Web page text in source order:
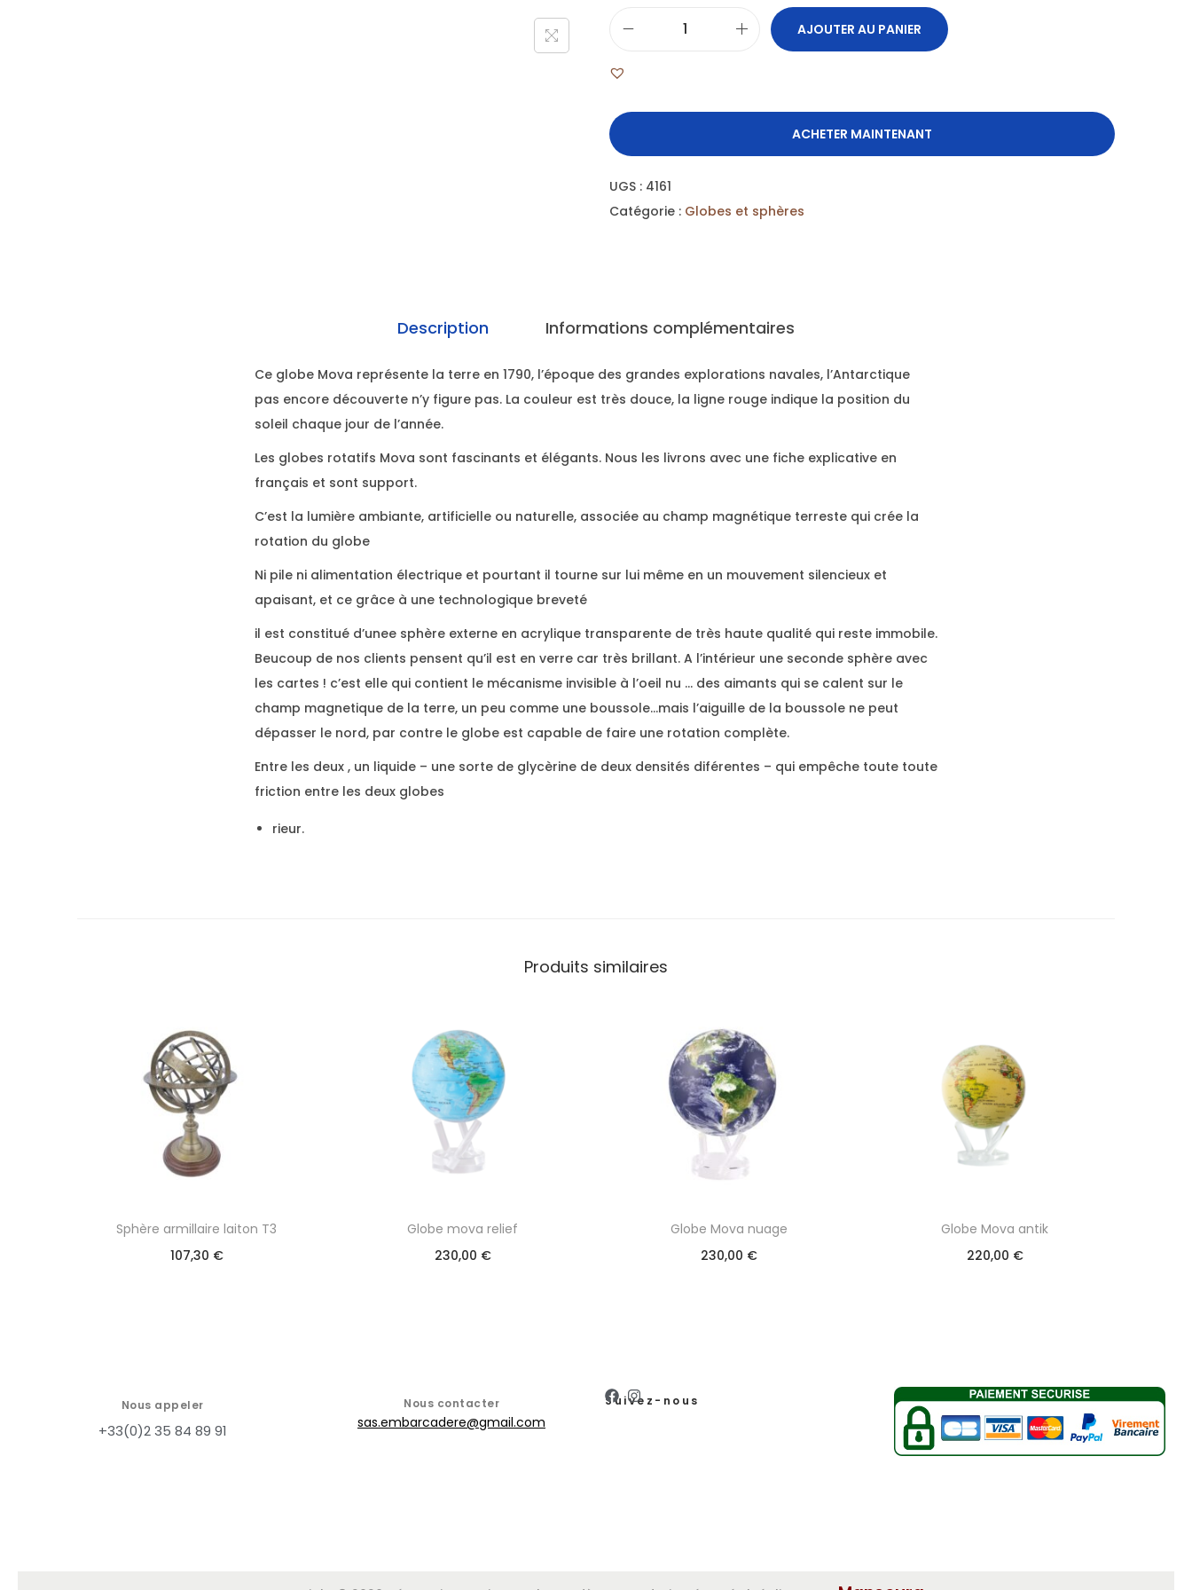
AJOUTER AU PANIER
ACHETER MAINTENANT
UGS : 4161
Catégorie : Globes et sphères
Description Informations complémentaires
Ce globe Mova représente la terre en 1790, l’époque des grandes explorations navales, l’Antarctique
pas encore découverte n’y figure pas. La couleur est très douce, la ligne rouge indique la position du
soleil chaque jour de l’année.
Les globes rotatifs Mova sont fascinants et élégants. Nous les livrons avec une fiche explicative en
français et sont support.
C’est la lumière ambiante, artificielle ou naturelle, associée au champ magnétique terreste qui crée la
rotation du globe
Ni pile ni alimentation électrique et pourtant il tourne sur lui même en un mouvement silencieux et
apaisant, et ce grâce à une technologique breveté
il est constitué d’unee sphère externe en acrylique transparente de très haute qualité qui reste immobile.
Beucoup de nos clients pensent qu’il est en verre car très brillant. A l’intérieur une seconde sphère avec
les cartes ! c’est elle qui contient le mécanisme invisible à l’oeil nu … des aimants qui se calent sur le
champ magnetique de la terre, un peu comme une boussole…mais l’aiguille de la boussole ne peut
dépasser le nord, par contre le globe est capable de faire une rotation complète.
Entre les deux , un liquide – une sorte de glycèrine de deux densités diférentes – qui empêche toute toute
friction entre les deux globes
rieur.
Produits similaires
Sphère armillaire laiton T3
107,30 €
Globe mova relief
230,00 €
Globe Mova nuage
230,00 €
Globe Mova antik
220,00 €
Nous appeler
+33(0)2 35 84 89 91
Nous contacter
sas.embarcadere@gmail.com
Suivez-nous